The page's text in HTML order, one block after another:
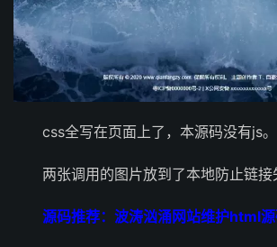
css全写在页面上了，本源码没有js。
两张调用的图片放到了本地防止链接
源码推荐：波涛汹涌网站维护html